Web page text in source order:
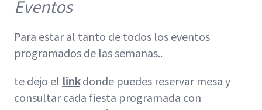
Eventos
Para estar al tanto de todos los eventos
programados de las semanas..
te dejo el linkdonde puedes reservar mesa y
consultar cada fiesta programada con